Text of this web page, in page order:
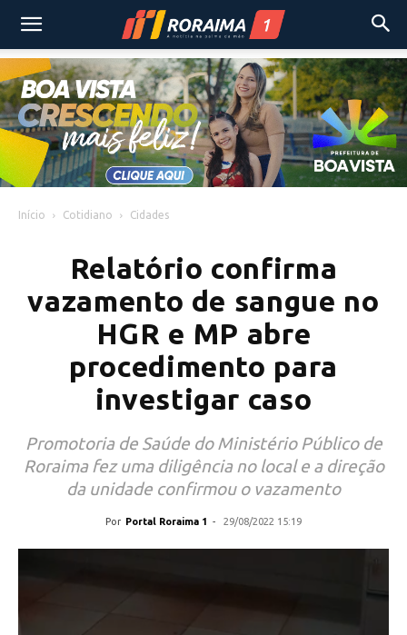
Início Cotidiano Cidades
Relatório confirma
vazamento de sangue no
HGR e MP abre
procedimento para
investigar caso
Promotoria de Saúde do Ministério Público de
Roraima fez uma diligência no local e a direção
da unidade confirmou o vazamento
Por Portal Roraima 1 - 29/08/2022 15:19